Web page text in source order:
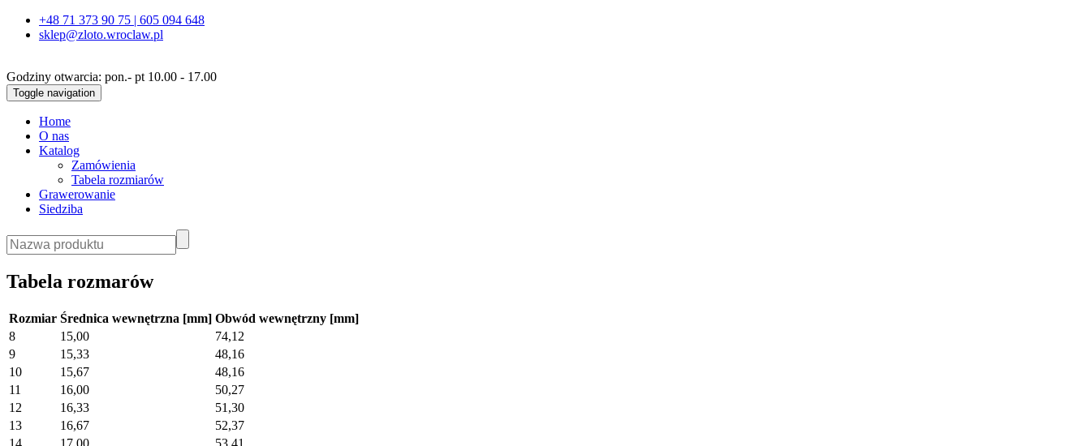
+48 71 373 90 75 | 605 094 648
sklep@zloto.wroclaw.pl
Godziny otwarcia: pon.- pt 10.00 - 17.00
Toggle navigation
Home
O nas
Katalog
Zamówienia
Tabela rozmiarów
Grawerowanie
Siedziba
Tabela rozmarów
Rozmiar Średnica wewnętrzna [mm] Obwód wewnętrzny [mm]
8
15,00
74,12
9
15,33
48,16
10
15,67
48,16
11
16,00
50,27
12
16,33
51,30
13
16,67
52,37
14
17,00
53,41